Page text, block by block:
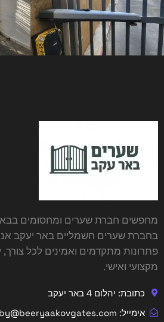
מחפשים חברת שערים ומחסומים
בחברת שערים חשמליים באר יעקב
פתרונות מתקדמים ואמינים לכל
מקצועי ואישי.
כתובת: יהלום 4 באר יעקב
אימייל: by@beeryaakovgates.com